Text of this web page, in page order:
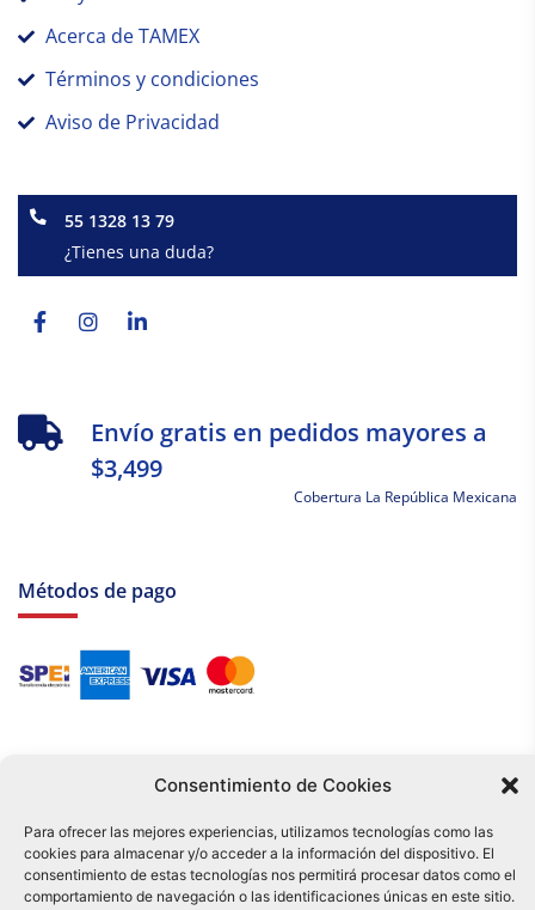
Consentimiento de Cookies
Para ofrecer las mejores experiencias, utilizamos tecnologías como las
cookies para almacenar y/o acceder a la información del dispositivo. El
consentimiento de estas tecnologías nos permitirá procesar datos como el
comportamiento de navegación o las identificaciones únicas en este sitio.
Acerca de TAMEX
Términos y condiciones
Aviso de Privacidad
55 1328 13 79
¿Tienes una duda?
f
Envío gratis en pedidos mayores a
$3,499
Cobertura La República Mexicana
Métodos de pago
Tu compra es respaldada por nuestro certificado SSL y operada bajo las
mejores prácticas de seguridad.